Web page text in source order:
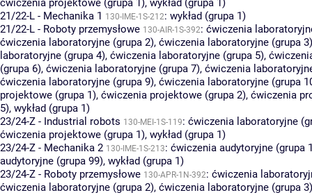
ćwiczenia projektowe (grupa 1), wykład (grupa 1)
21/22-L - Mechanika 1 130-IME-1S-212: wykład (grupa 1)
21/22-L - Roboty przemysłowe 130-AIR-1S-392: ćwiczenia
ćwiczenia laboratoryjne (grupa 2), ćwiczenia laboratoryjne (grupa 3)
laboratoryjne (grupa 4), ćwiczenia laboratoryjne (grupa 5),
(grupa 6), ćwiczenia laboratoryjne (grupa 7), ćwiczenia
ćwiczenia laboratoryjne (grupa 9), ćwiczenia laboratoryjne (grupa
projektowe (grupa 1), ćwiczenia projektowe (grupa 2), ćwiczenia
5), wykład (grupa 1)
23/24-Z - Industrial robots 130-MEI-1S-119: ćwiczenia laboratoryjne
ćwiczenia projektowe (grupa 1), wykład (grupa 1)
23/24-Z - Mechanika 2 130-IME-1S-213: ćwiczenia audytoryjne (grupa
audytoryjne (grupa 99), wykład (grupa 1)
23/24-Z - Roboty przemysłowe 130-APR-1N-392: ćwiczenia
ćwiczenia laboratoryjne (grupa 2), ćwiczenia laboratoryjne (grupa 3)